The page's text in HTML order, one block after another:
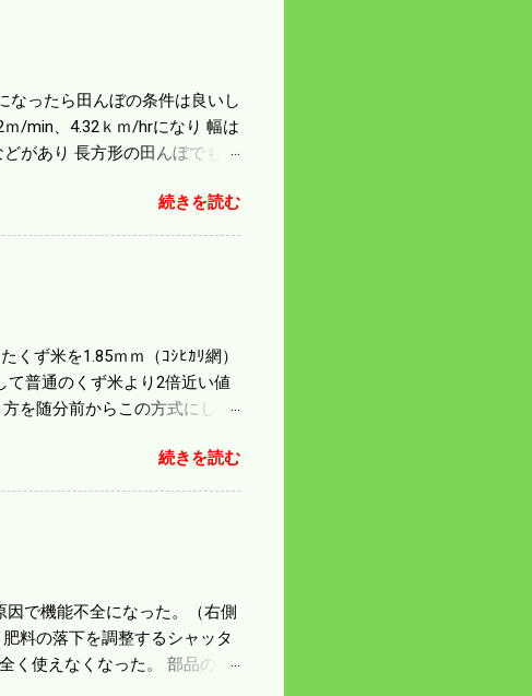
なったら田んぼの条件は良いし
/min、4.32ｋｍ/hrになり 幅は
があり 長方形の田んぼでも
ランスの問題で 今の機種で満
ったのが本音だ。 4条刈りで
続きを読む
くず米を1.85ｍｍ（ｺｼﾋｶﾘ網）
て普通のくず米より2倍近い値
を随分前からこの方式にし
広島県の作況指数は98だとい
という米を扱う会社の社員が言
リプルパンチで米が不足して
の最終作況指数はどんなこと
続きを読む
因で機能不全になった。（右側
料の落下を調整するシャッタ
く使えなくなった。 部品のス